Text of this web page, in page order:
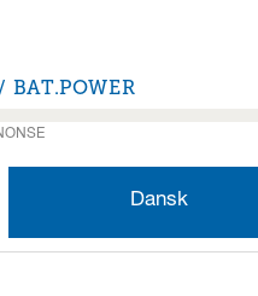
BAT.POWER
Dansk